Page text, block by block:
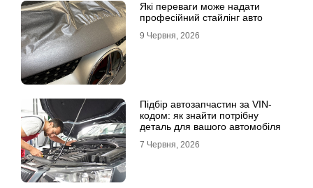
Які переваги може надати
професійний стайлінг авто
9 Червня, 2026
Підбір автозапчастин за VIN-
кодом: як знайти потрібну
деталь для вашого автомобіля
7 Червня, 2026